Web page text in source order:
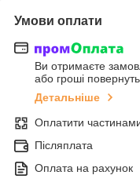
Умови оплати
Ви отримаєте
або гроші
Детальніше
Оплатити
Післяплата
Оплата на рахунок